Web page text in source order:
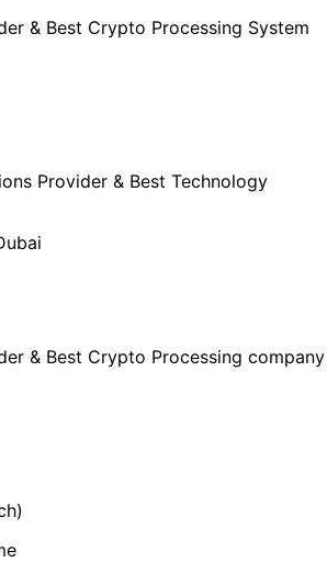
& Best Crypto Processing System
Provider & Best Technology
& Best Crypto Processing company